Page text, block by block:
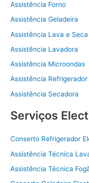
Assistência Forno
Assistência Geladeira
Assistência Lava e Seca
Assistência Lavadora
Assistência Microondas
Assistência Refrigerador
Assistência Secadora
Serviços
Conserto Refrigerador
Assistência Técnica
Assistência Técnica